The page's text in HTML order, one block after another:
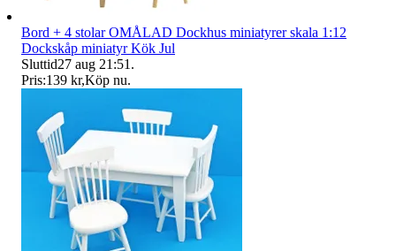
Bord + 4 stolar OMÅLAD Dockhus miniatyrer skala 1:12
Dockskåp miniatyr Kök Jul
Sluttid27 aug 21:51 .
Pris:139 kr,Köp nu.